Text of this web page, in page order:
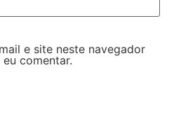
e site neste navegador
comentar.